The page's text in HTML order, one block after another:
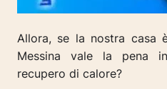
Allora, se la nostra casa
Messina vale la pena
recupero di calore?